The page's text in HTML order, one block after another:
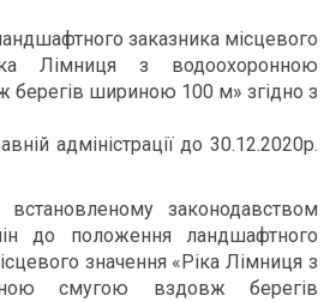
заказника місцевого
Лімниця з водоохоронною
шириною 100 м» згідно з
адміністрації до 30.12.2020р.
законодавством
до положення ландшафтного
значення «Ріка Лімниця з
смугою вздовж берегів